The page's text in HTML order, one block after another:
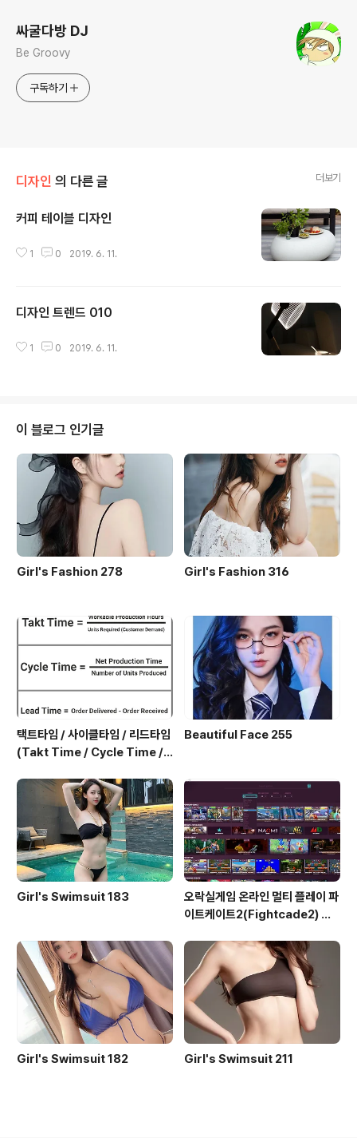
싸굴다방 DJ
Be Groovy
구독하기
디자인 의 다른 글 더보기
커피 테이블 디자인
1 0 2019. 6. 11.
디자인 트렌드 010
1 0 2019. 6. 11.
이 블로그 인기글
Girl's Fashion 278 Girl's Fashion 316
택트타임 / 사이클타임 / 리드타임
(Takt Time / Cycle Time / L
Beautiful Face 255
Girl's Swimsuit 183
오락실게임 온라인 멀티 플레이 파
이트케이트2(Fightcade2) 설
Girl's Swimsuit 182 Girl's Swimsuit 211